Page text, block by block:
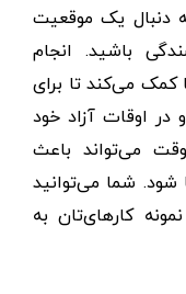
دنبال یک موقعیت
باشید. انجام
می‌کند تا برای
در اوقات آزاد خود
می‌تواند باعث
شود. شما می‌توانید
کارهای‌تان به